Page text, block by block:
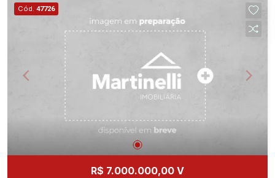
Residencial e Industrial. Avenida João Fiúsa,
1051 - Alto da Boa Vista | Ribeirão Preto
Cód. 47726
R$ 7.000.000,00 V